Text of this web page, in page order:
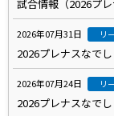
試合情報（2026プ
2026年07月31日 リ
2026プレナスなで
2026年07月24日 リ
2026プレナスなで